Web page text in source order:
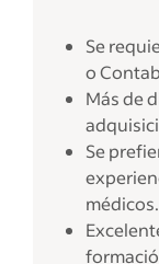
Se
o
Más de
Se
médicos.